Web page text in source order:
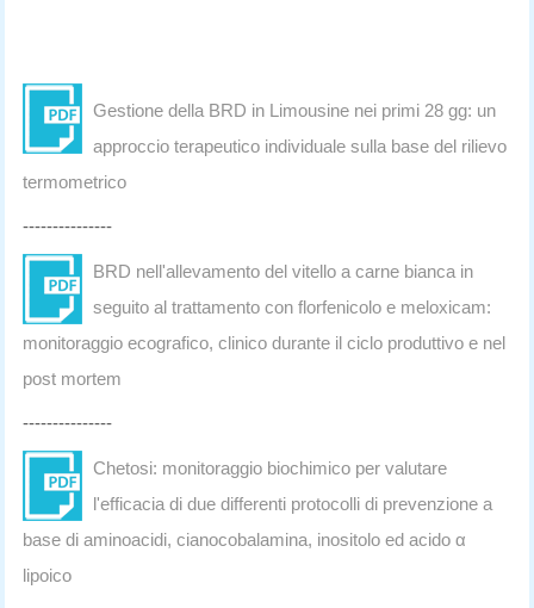
Gestione della BRD in Limousine nei primi 28 gg: un
approccio terapeutico individuale sulla base del rilievo
termometrico
---------------
BRD nell'allevamento del vitello a carne bianca in
seguito al trattamento con florfenicolo e meloxicam:
monitoraggio ecografico, clinico durante il ciclo produttivo e nel
post mortem
---------------
Chetosi: monitoraggio biochimico per valutare
l'efficacia di due differenti protocolli di prevenzione a
base di aminoacidi, cianocobalamina, inositolo ed acido α
lipoico